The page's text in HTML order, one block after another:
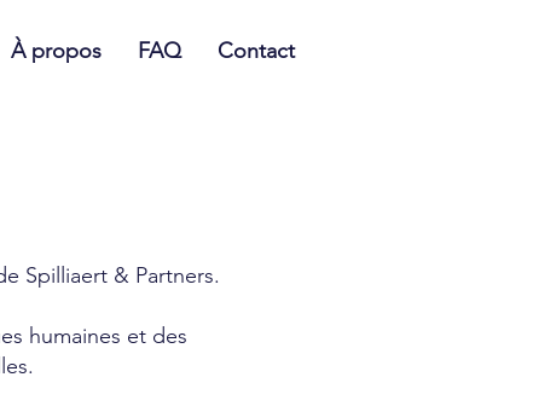
À propos FAQ Contact
Spilliaert & Partners.
humaines et des